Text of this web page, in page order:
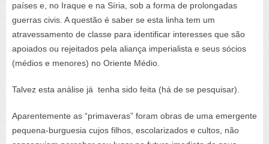
países e, no Iraque e na Síria, sob a forma de prolongadas
guerras civis. A questão é saber se esta linha tem um
atravessamento de classe para identificar interesses que são
apoiados ou rejeitados pela aliança imperialista e seus sócios
(médios e menores) no Oriente Médio.
Talvez esta análise já tenha sido feita (há de se pesquisar).
Aparentemente as “primaveras” foram obras de uma emergente
pequena-burguesia cujos filhos, escolarizados e cultos, não